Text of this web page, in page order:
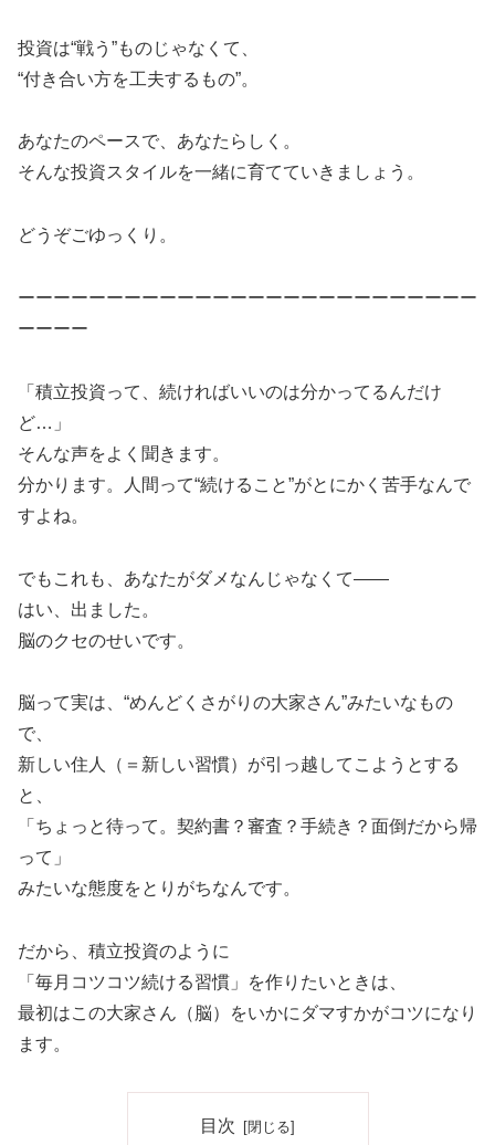
投資は“戦う”ものじゃなくて、
“付き合い方を工夫するもの”。
あなたのペースで、あなたらしく。
そんな投資スタイルを一緒に育てていきましょう。
どうぞごゆっくり。
ーーーーーーーーーーーーーーーーーーーーーーーーーー
ーーーー
「積立投資って、続ければいいのは分かってるんだけ
ど…」
そんな声をよく聞きます。
分かります。人間って“続けること”がとにかく苦手なんで
すよね。
でもこれも、あなたがダメなんじゃなくて——
はい、出ました。
脳のクセのせいです。
脳って実は、“めんどくさがりの大家さん”みたいなもの
で、
新しい住人（＝新しい習慣）が引っ越してこようとする
と、
「ちょっと待って。契約書？審査？手続き？面倒だから帰
って」
みたいな態度をとりがちなんです。
だから、積立投資のように
「毎月コツコツ続ける習慣」を作りたいときは、
最初はこの大家さん（脳）をいかにダマすかがコツになり
ます。
目次